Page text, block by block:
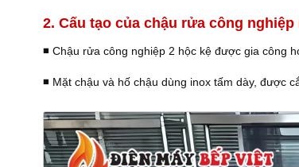
2. Cấu tạo của chậu rửa công nghiệp
◾️ Chậu rửa công nghiệp 2 hộc kệ được gia công
◾️ Mặt chậu và hố chậu dùng inox tấm dày, được